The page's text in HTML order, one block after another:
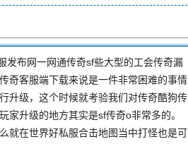
发布网一网通传奇sf些大型的工会传奇漏
奇客服端下载来说是一件非常困难的事情
升级，这个时候就考验我们对传奇酷狗传
升级的地方其实是sf传奇o非常多的。
就在世界好私服合击地图当中打怪也是可